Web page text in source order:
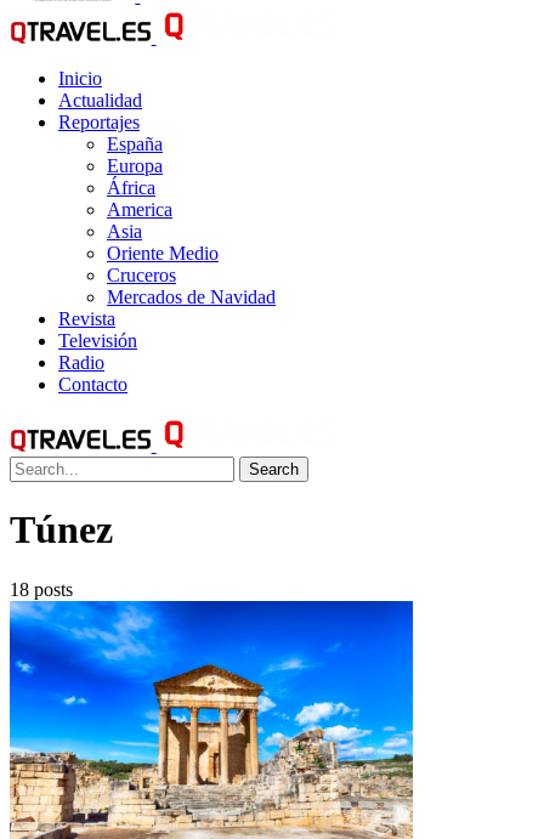
Inicio
Actualidad
Reportajes
España
Europa
África
America
Asia
Oriente Medio
Cruceros
Mercados de Navidad
Revista
Televisión
Radio
Contacto
Search
Túnez
18 posts